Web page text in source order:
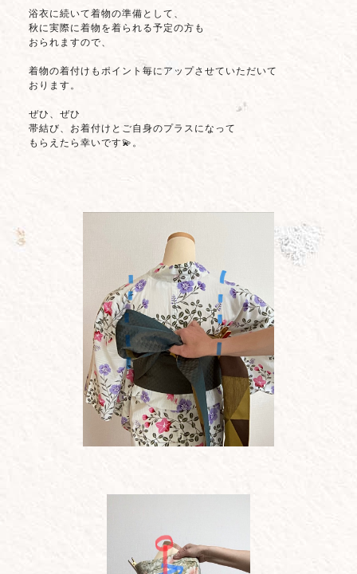
浴衣に続いて着物の準備として、
秋に実際に着物を着られる予定の方も
おられますので、
着物の着付けもポイント毎にアップさせていただいて
おります。
ぜひ、ぜひ
帯結び、お着付けとご自身のプラスになって
もらえたら幸いです💫。